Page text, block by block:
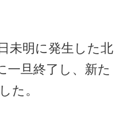
未明に発生した北
一旦終了し、新た
た。